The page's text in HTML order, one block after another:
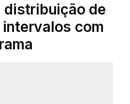
distribuição de
com